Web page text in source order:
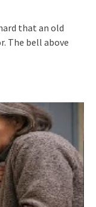
that an old
The bell above